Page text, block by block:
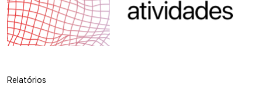
Relatórios